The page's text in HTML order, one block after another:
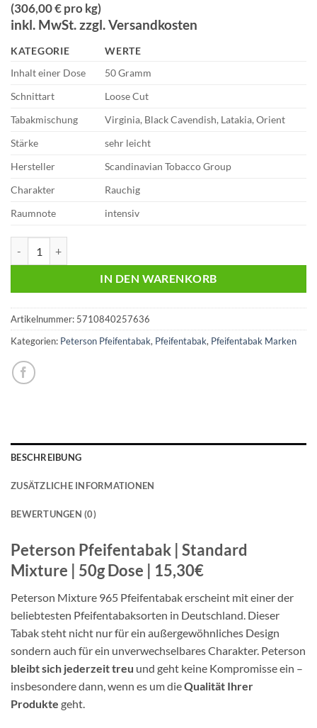
(306,00 € pro kg)
inkl. MwSt. zzgl. Versandkosten
KATEGORIE
WERTE
Inhalt einer Dose
50 Gramm
Schnittart
Loose Cut
Tabakmischung
Virginia, Black Cavendish, Latakia, Orient
Stärke
sehr leicht
Hersteller
Scandinavian Tobacco Group
Charakter
Rauchig
Raumnote
intensiv
IN DEN WARENKORB
Artikelnummer: 5710840257636
Kategorien: Peterson Pfeifentabak, Pfeifentabak, Pfeifentabak Marken
BESCHREIBUNG
ZUSÄTZLICHE INFORMATIONEN
BEWERTUNGEN (0)
Peterson Pfeifentabak | Standard
Mixture | 50g Dose | 15,30€
Peterson Mixture 965 Pfeifentabak erscheint mit einer der
beliebtesten Pfeifentabaksorten in Deutschland. Dieser
Tabak steht nicht nur für ein außergewöhnliches Design
sondern auch für ein unverwechselbares Charakter. Peterson
bleibt sich jederzeit treu und geht keine Kompromisse ein –
insbesondere dann, wenn es um dieQualität Ihrer
Produkte geht.